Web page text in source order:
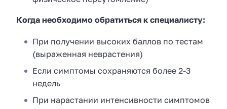
Когда необходимо обратиться к специалисту:
При получении высоких баллов по тестам
(выраженная неврастения)
Если симптомы сохраняются более 2-3
недель
При нарастании интенсивности симптомов